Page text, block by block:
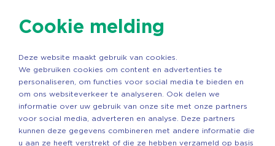
Rek.nr: NL85RABO0127579230
Copyright ©2026 Vechtgenoten
Cookie melding
Deze website maakt gebruik van cookies.
We gebruiken cookies om content en advertenties te
personaliseren, om functies voor social media te bieden en
om ons websiteverkeer te analyseren. Ook delen we
informatie over uw gebruik van onze site met onze partners
voor social media, adverteren en analyse. Deze partners
kunnen deze gegevens combineren met andere informatie die
u aan ze heeft verstrekt of die ze hebben verzameld op basis